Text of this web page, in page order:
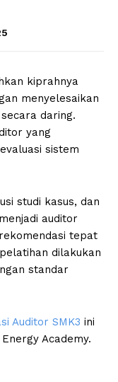
kiprahnya
menyelesaikan
daring.
yang
sistem
studi kasus, dan
auditor
tepat
dilakukan
standar
Auditor SMK3 ini
Academy.